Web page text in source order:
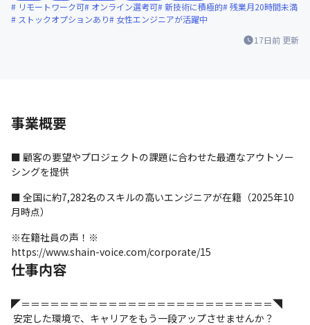
17日前 更新
リモートワーク可
オンライン選考可 新技術に積極的 残業月20時間未満
ストックオプションあり
女性エンジニアが活躍中
事業概要
■ 顧客の要望やプロジェクトの課題に合わせた最適なアウトソー
シングを提供
■ 全国に約7,282名のスキルの高いエンジニアが在籍（2025年10
月時点）
※在籍社員の声！※
https://www.shain-voice.com/corporate/15
仕事内容
◤＝＝＝＝＝＝＝＝＝＝＝＝＝＝＝＝＝＝＝＝＝＝＝＝＝＝◥